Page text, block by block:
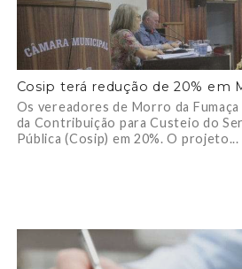
Cosip terá redução de 20% em
Os vereadores de Morro da
da Contribuição para Custeio do
Pública (Cosip) em 20%. O projeto...